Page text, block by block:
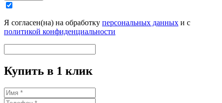
Я согласен(на) на обработку персональных данных и с
политикой конфиденциальности
Купить в 1 клик